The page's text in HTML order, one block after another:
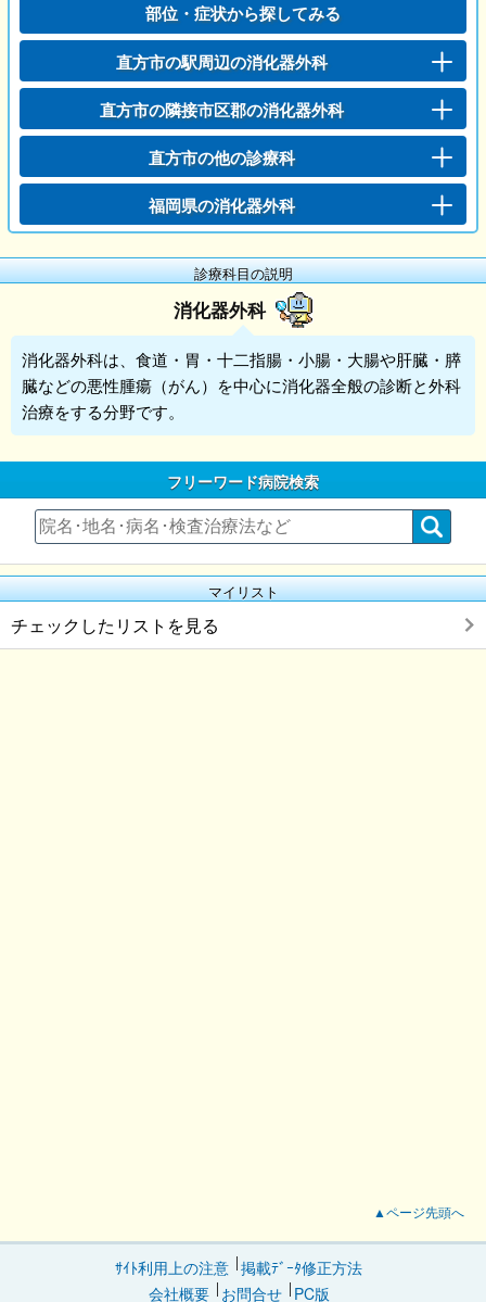
部位・症状から探してみる
直方市の駅周辺の消化器外科
直方市の隣接市区郡の消化器外科
直方市の他の診療科
福岡県の消化器外科
診療科目の説明
消化器外科
消化器外科は、食道・胃・十二指腸・小腸・大腸や肝臓・膵
臓などの悪性腫瘍（がん）を中心に消化器全般の診断と外科
治療をする分野です。
フリーワード病院検索
マイリスト
チェックしたリストを見る
▲ページ先頭へ
ｻｲﾄ利用上の注意 掲載ﾃﾞｰﾀ修正方法
会社概要
お問合せ PC版